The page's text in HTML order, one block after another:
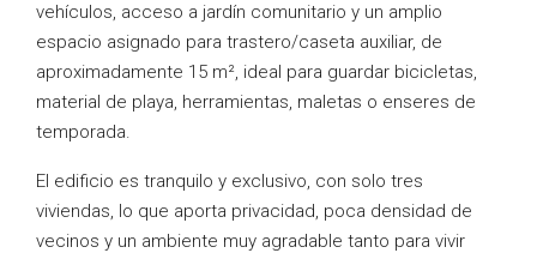
vehículos, acceso a jardín comunitario y un amplio
espacio asignado para trastero/caseta auxiliar, de
aproximadamente 15 m², ideal para guardar bicicletas,
material de playa, herramientas, maletas o enseres de
temporada.
El edificio es tranquilo y exclusivo, con solo tres
viviendas, lo que aporta privacidad, poca densidad de
vecinos y un ambiente muy agradable tanto para vivir